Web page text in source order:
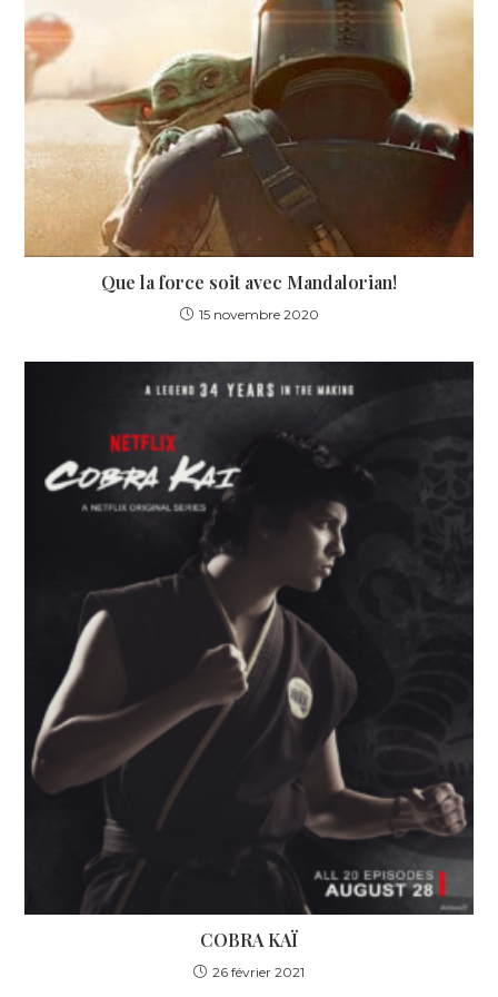
Que la force soit avec Mandalorian!
15 novembre 2020
COBRA KAÏ
26 février 2021